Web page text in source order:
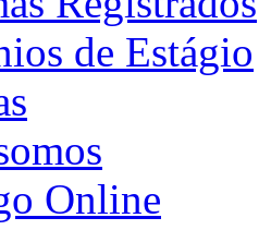
de Estágio
Online